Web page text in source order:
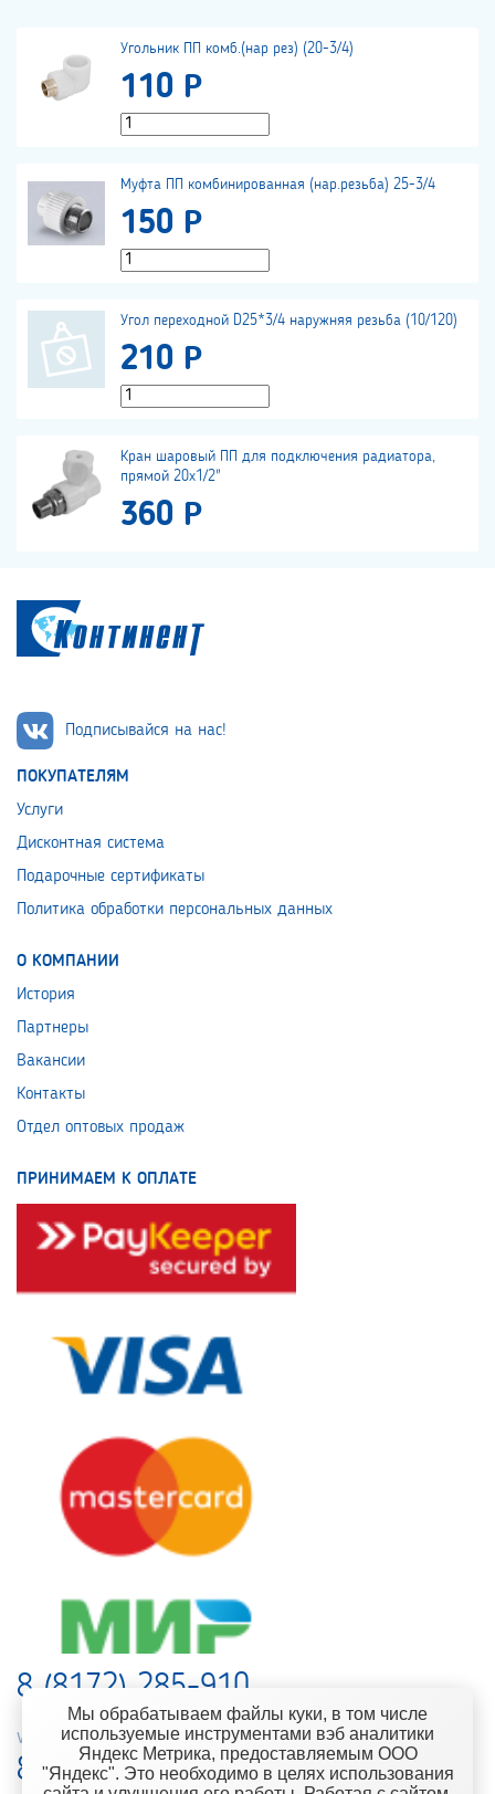
Угольник ПП комб.(нар рез) (20-3/4)
110 Р
Муфта ПП комбинированная (нар.резьба) 25-3/4
150 Р
Угол переходной D25*3/4 наружняя резьба (10/120)
210 Р
Кран шаровый ПП для подключения радиатора,
прямой 20х1/2"
360 Р
Подписывайся на нас!
ПОКУПАТЕЛЯМ
Услуги
Дисконтная система
Подарочные сертификаты
Политика обработки персональных данных
О КОМПАНИИ
История
Партнеры
Вакансии
Контакты
Отдел оптовых продаж
ПРИНИМАЕМ К ОПЛАТЕ
8 (8172) 285-910
web-support@kontinent.ru
8 900 501-25-53
Мы обрабатываем файлы куки, в том числе
используемые инструментами вэб аналитики
Яндекс Метрика, предоставляемым ООО
"Яндекс". Это необходимо в целях использования